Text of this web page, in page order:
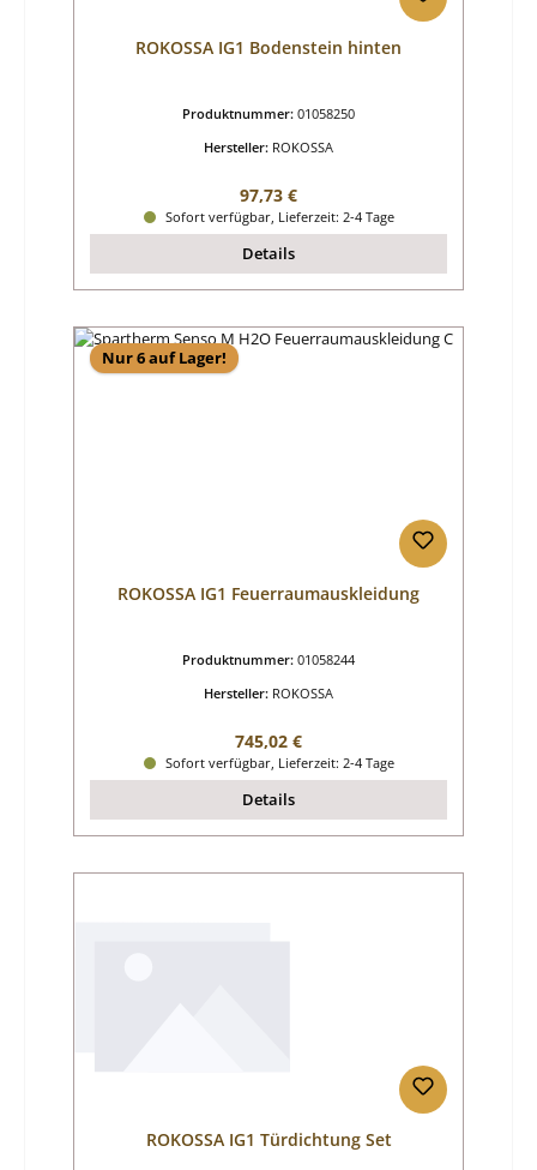
ROKOSSA IG1 Bodenstein hinten
Produktnummer: 01058250
Hersteller: ROKOSSA
Regulärer Preis:
97,73 €
Sofort verfügbar, Lieferzeit: 2-4 Tage
Details
Nur 6 auf Lager!
ROKOSSA IG1 Feuerraumauskleidung
Produktnummer: 01058244
Hersteller: ROKOSSA
Regulärer Preis:
745,02 €
Sofort verfügbar, Lieferzeit: 2-4 Tage
Details
ROKOSSA IG1 Türdichtung Set